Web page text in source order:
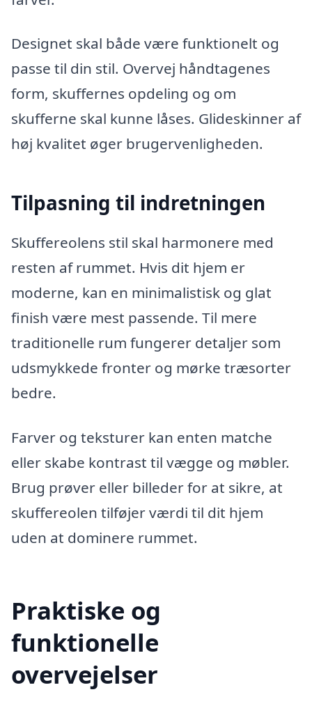
Designet skal både være funktionelt og
passe til din stil. Overvej håndtagenes
form, skuffernes opdeling og om
skufferne skal kunne låses. Glideskinner af
høj kvalitet øger brugervenligheden.
Tilpasning til indretningen
Skuffereolens stil skal harmonere med
resten af rummet. Hvis dit hjem er
moderne, kan en minimalistisk og glat
finish være mest passende. Til mere
traditionelle rum fungerer detaljer som
udsmykkede fronter og mørke træsorter
bedre.
Farver og teksturer kan enten matche
eller skabe kontrast til vægge og møbler.
Brug prøver eller billeder for at sikre, at
skuffereolen tilføjer værdi til dit hjem
uden at dominere rummet.
Praktiske og
funktionelle
overvejelser